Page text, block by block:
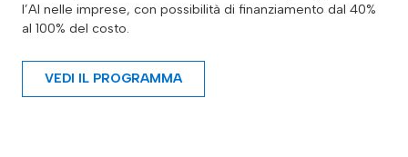
l’AI nelle imprese, con possibilità di finanziamento dal 40%
al 100% del costo.
VEDI IL PROGRAMMA